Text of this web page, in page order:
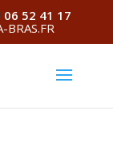
06 52 41 17
BRAS.FR